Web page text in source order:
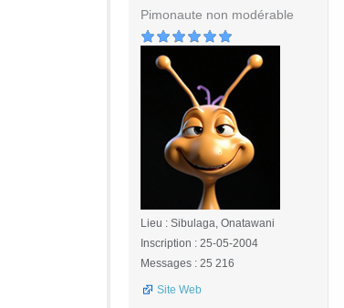
Pimonaute non modérable
Lieu : Sibulaga, Onatawani
Inscription : 25-05-2004
Messages : 25 216
Site Web